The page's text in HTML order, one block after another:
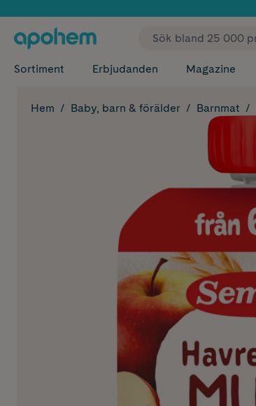
Sortiment Erbjudanden Magazine
Hem Baby, barn & förälder Barnmat